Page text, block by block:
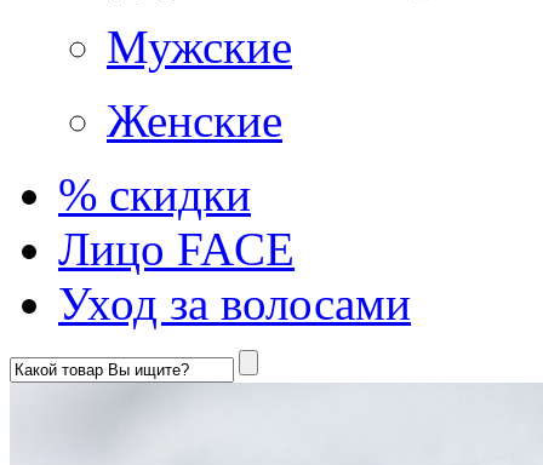
Мужские
Женские
% скидки
Лицо FACE
Уход за волосами